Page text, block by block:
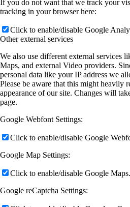
If you do not want that we track your
tracking in your browser here:
Click to enable/disable Google
Other external services
We also use different external services
Maps, and external Video providers.
personal data like your IP address we
Please be aware that this might heavily
appearance of our site. Changes will
page.
Google Webfont Settings:
Click to enable/disable Google
Google Map Settings:
Click to enable/disable Google Maps.
Google reCaptcha Settings: